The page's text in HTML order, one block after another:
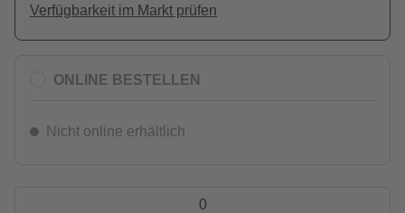
Verfügbarkeit im Markt prüfen
ONLINE BESTELLEN
Nicht online erhältlich